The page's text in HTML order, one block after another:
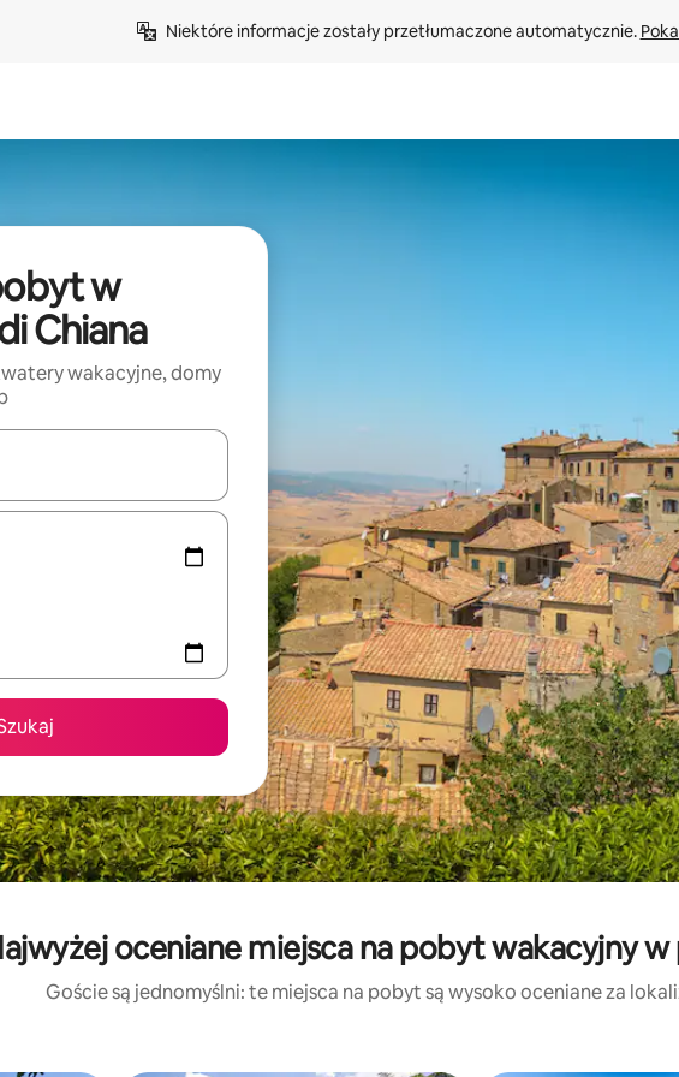
Niektóre informacje zostały przetłumaczone automatycznie.
w
Chiana
wakacyjne, domy
możesz poruszać się po nich za pomocą klawiszy strzałek w górę i w dół lub
oceniane miejsca na pobyt wakacyjny w
Goście są jednomyślni: te miejsca na pobyt są wysoko oceniane za